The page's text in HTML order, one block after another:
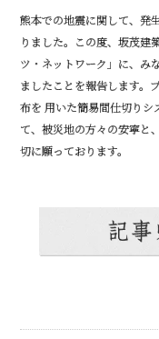
熊本での地震に関して、発
りました。この度、坂茂建
ツ・ネットワーク」に、み
ましたことを報告します。
布を 用いた簡易間仕切りシ
て、被災地の方々の安寧と
切に願っております。